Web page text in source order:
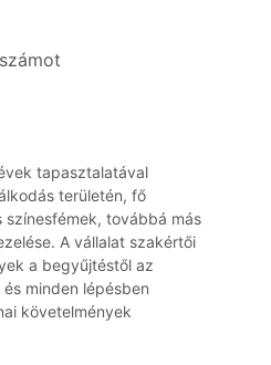
tapasztalatával
területén, fő
továbbá más
A vállalat szakértői
a begyűjtéstől az
minden lépésben
követelmények